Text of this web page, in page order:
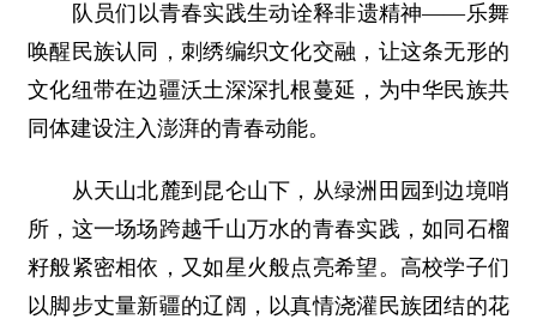
队员们以青春实践生动诠释非遗精神——乐舞
唤醒民族认同，刺绣编织文化交融，让这条无形的
文化纽带在边疆沃土深深扎根蔓延，为中华民族共
同体建设注入澎湃的青春动能。
从天山北麓到昆仑山下，从绿洲田园到边境哨
所，这一场场跨越千山万水的青春实践，如同石榴
籽般紧密相依，又如星火般点亮希望。高校学子们
以脚步丈量新疆的辽阔，以真情浇灌民族团结的花